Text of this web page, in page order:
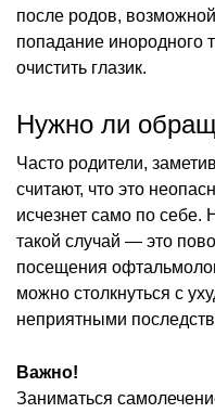
после родов,
попадание инородного
очистить глазик.
Нужно ли
Часто родители,
считают, что это
исчезнет само по
такой случай — это
посещения
можно столкнуться с
неприятными
Важно!
Заниматься